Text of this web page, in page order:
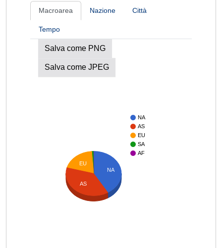
Macroarea Nazione Città
Tempo
Salva come PNG
Salva come JPEG
NA
AS
EU
SA
AF
NA
EU
AS